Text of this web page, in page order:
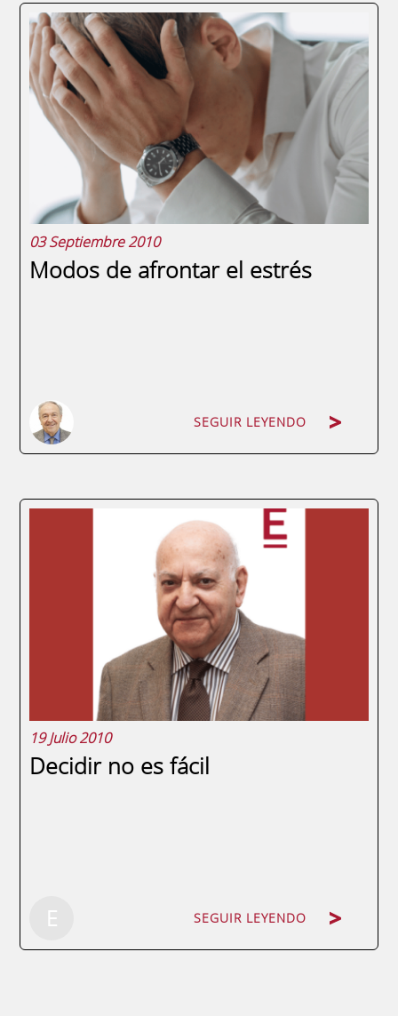
De una perspectiva tradicional se puede
definir el salario como la compensación
económica que percibe el empleado por el
trabajo realizado, esto incluye los
programas de retribución fija, variable y las
percepciones en especies; si bien desde
una...
03 Septiembre 2010
Modos de afrontar el estrés
SEGUIR LEYENDO
por Miguel Bello Vázquez. Consultor de
Empresas y profesor del Máster en
Dirección Comercial y Marketing en ENAE
Business School, así como de diversos
cursos relacionados con materias
encuadradas en el área de Habilidades
Directivas.Muchas personas...
19 Julio 2010
Decidir no es fácil
E SEGUIR LEYENDO